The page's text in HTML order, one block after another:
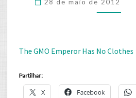
NU
28 de maio de 2012
The GMO Emperor Has No Clothes
Partilhar:
X Facebook